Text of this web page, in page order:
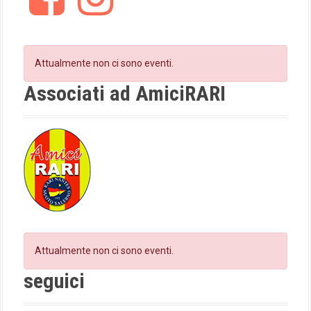
c
k
a
m
Attualmente non ci sono eventi.
Associati ad AmiciRARI
Attualmente non ci sono eventi.
seguici